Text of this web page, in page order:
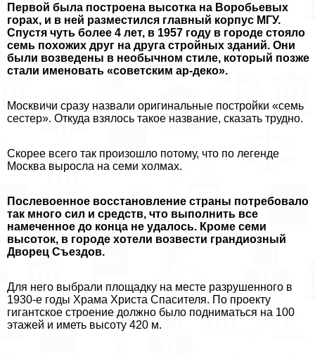
Первой была построена высотка на Воробьевых
горах, и в ней разместился главный корпус МГУ.
Спустя чуть более 4 лет, в 1957 году в городе стояло
семь похожих друг на друга стройных зданий. Они
были возведены в необычном стиле, который позже
стали именовать «советским ар-деко».
Москвичи сразу назвали оригинальные постройки «семь
сестер». Откуда взялось такое название, сказать трудно.
Скорее всего так произошло потому, что по легенде
Москва выросла на семи холмах.
Послевоенное восстановление страны потребовало
так много сил и средств, что выполнить все
намеченное до конца не удалось. Кроме семи
высоток, в городе хотели возвести грандиозный
Дворец Съездов.
Для него выбрали площадку на месте разрушенного в
1930-е годы Храма Христа Спасителя. По проекту
гигантское строение должно было подниматься на 100
этажей и иметь высоту 420 м.